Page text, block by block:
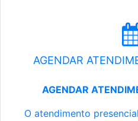
AGENDAR
AGENDAR
O atendimento